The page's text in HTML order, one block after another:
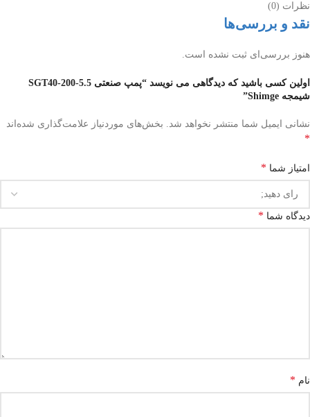
نظرات (0)
نقد و بررسی‌ها
هنوز بررسی‌ای ثبت نشده است.
اولین کسی باشید که دیدگاهی می نویسد “پمپ صنعتی SGT40-200-5.5
شیمجه Shimge”
نشانی ایمیل شما منتشر نخواهد شد. بخش‌های موردنیاز علامت‌گذاری شده‌اند
*
امتیاز شما *
دیدگاه شما *
نام *